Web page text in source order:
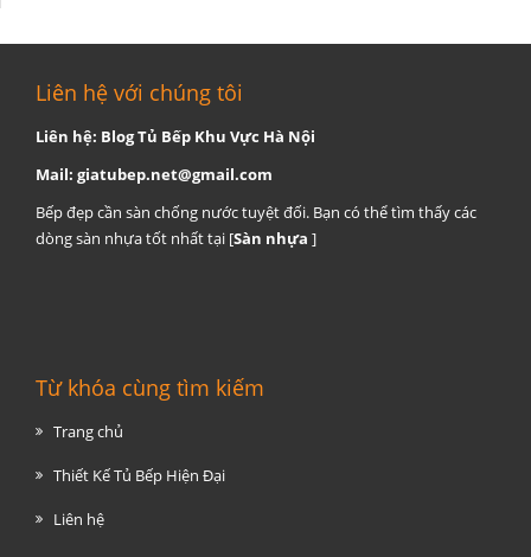
Liên hệ với chúng tôi
Liên hệ: Blog Tủ Bếp Khu Vực Hà Nội
Mail: giatubep.net@gmail.com
Bếp đẹp cần sàn chống nước tuyệt đối. Bạn có thể tìm thấy các
dòng sàn nhựa tốt nhất tại [Sàn nhựa ]
Từ khóa cùng tìm kiếm
Trang chủ
Thiết Kế Tủ Bếp Hiện Đại
Liên hệ